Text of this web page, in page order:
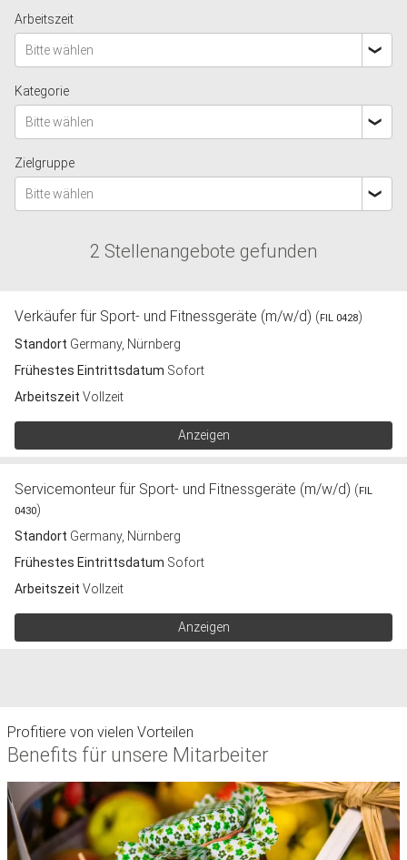
Arbeitszeit
Bitte wählen
Kategorie
Bitte wählen
Zielgruppe
Bitte wählen
2 Stellenangebote gefunden
Verkäufer für Sport- und Fitnessgeräte (m/w/d) ( FIL 0428)
Standort Germany, Nürnberg
Frühestes Eintrittsdatum Sofort
Arbeitszeit Vollzeit
Anzeigen
Servicemonteur für Sport- und Fitnessgeräte (m/w/d) ( FIL
0430)
Standort Germany, Nürnberg
Frühestes Eintrittsdatum Sofort
Arbeitszeit Vollzeit
Anzeigen
Profitiere von vielen Vorteilen
Benefits für unsere Mitarbeiter